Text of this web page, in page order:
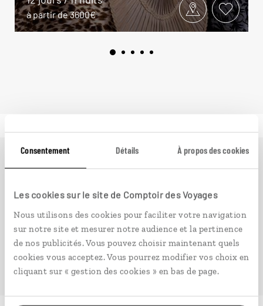
Consentement Détails À propos des cookies
Les cookies sur le site de Comptoir des Voyages
Nous utilisons des cookies pour faciliter votre navigation
sur notre site et mesurer notre audience et la pertinence
de nos publicités. Vous pouvez choisir maintenant quels
cookies vous acceptez. Vous pourrez modifier vos choix en
cliquant sur « gestion des cookies » en bas de page.
à partir de 3600€
Ailleursest le magazine web de Comptoir des Voyages.
passionnent les découvertes et rencontres du bout du
monde, il fait naître une irrésistible envie d’aller voir
ailleurs.
PLONGER DANS NOTRE MAGAZINE